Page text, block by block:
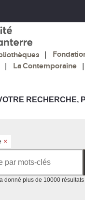
La Contemporaine
RECHERCHE,
×
donné plus de 10000 résultats